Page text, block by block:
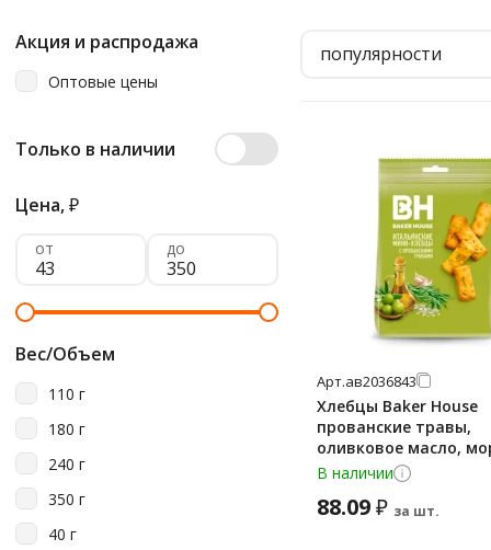
Акция и распродажа
Оптовые цены
Только в наличии
Цена,₽
от до
Вес/Объем
110 г
180 г
240 г
350 г
40 г
популярности
Арт.ав2036843
Хлебцы Baker House
прованские травы,
оливковое масло,
соль, 110г
В наличии
88.09₽ за шт.